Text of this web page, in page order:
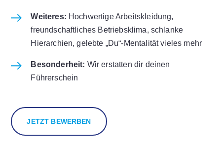
Weiteres: Hochwertige Arbeitskleidung,
freundschaftliches Betriebsklima, schlanke
Hierarchien, gelebte „Du“-Mentalität vieles mehr
Besonderheit: Wir erstatten dir deinen
Führerschein
JETZT BEWERBEN